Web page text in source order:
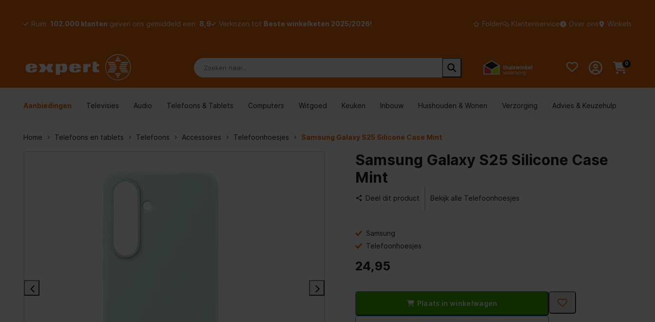
Ruim 102.000 klanten geven ons gemiddeld een 8,9 Verkozen tot Beste winkelketen 2025/2026! Folder Klantenservice Over ons Winkels
0
Aanbiedingen Televisies Audio Telefoons & Tablets Computers Witgoed Keuken Inbouw Huishouden & Wonen Verzorging Advies & Keuzehulp
Home Telefoons en tablets Telefoons Accessoires Telefoonhoesjes Samsung Galaxy S25 Silicone Case Mint
Samsung Galaxy S25 Silicone Case
Mint
Deel dit product Bekijk alle Telefoonhoesjes
Samsung
Telefoonhoesjes
24,95
Plaats in winkelwagen